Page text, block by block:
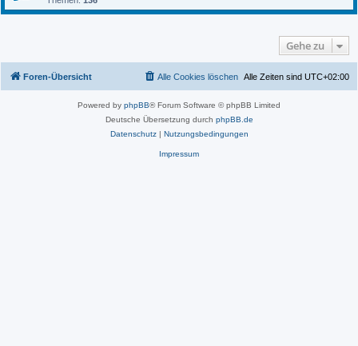
Gehe zu
Foren-Übersicht Alle Zeiten sind UTC+02:00
Alle Cookies löschen
Powered by phpBB® Forum Software © phpBB Limited
Deutsche Übersetzung durch phpBB.de
Datenschutz| Nutzungsbedingungen
Impressum